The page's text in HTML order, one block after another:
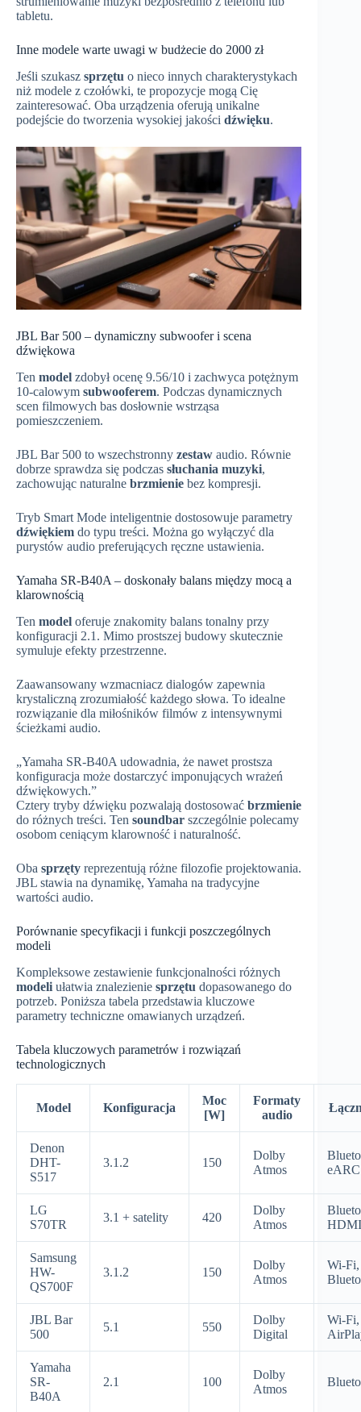
tabletu.
Inne modele warte uwagi w budżecie do 2000 zł
Jeśli szukasz sprzętu o nieco innych charakterystykach
niż modele z czołówki, te propozycje mogą Cię
zainteresować. Oba urządzenia oferują unikalne
podejście do tworzenia wysokiej jakości dźwięku.
JBL Bar 500 – dynamiczny subwoofer i scena
dźwiękowa
Ten model zdobył ocenę 9.56/10 i zachwyca potężnym
10-calowym subwooferem. Podczas dynamicznych
scen filmowych bas dosłownie wstrząsa
pomieszczeniem.
JBL Bar 500 to wszechstronny zestaw audio. Równie
dobrze sprawdza się podczas słuchania muzyki,
zachowując naturalne brzmienie bez kompresji.
Tryb Smart Mode inteligentnie dostosowuje parametry
dźwiękiem do typu treści. Można go wyłączyć dla
purystów audio preferujących ręczne ustawienia.
Yamaha SR-B40A – doskonały balans między mocą a
klarownością
Ten model oferuje znakomity balans tonalny przy
konfiguracji 2.1. Mimo prostszej budowy skutecznie
symuluje efekty przestrzenne.
Zaawansowany wzmacniacz dialogów zapewnia
krystaliczną zrozumiałość każdego słowa. To idealne
rozwiązanie dla miłośników filmów z intensywnymi
ścieżkami audio.
„Yamaha SR-B40A udowadnia, że nawet prostsza
konfiguracja może dostarczyć imponujących wrażeń
dźwiękowych.”
Cztery tryby dźwięku pozwalają dostosować brzmienie
do różnych treści. Ten soundbar szczególnie polecamy
osobom ceniącym klarowność i naturalność.
Oba sprzęty reprezentują różne filozofie projektowania.
JBL stawia na dynamikę, Yamaha na tradycyjne
wartości audio.
Porównanie specyfikacji i funkcji poszczególnych
modeli
Kompleksowe zestawienie funkcjonalności różnych
modeli ułatwia znalezienie sprzętu dopasowanego do
potrzeb. Poniższa tabela przedstawia kluczowe
parametry techniczne omawianych urządzeń.
Tabela kluczowych parametrów i rozwiązań
technologicznych
Model Konfiguracja
Moc
[W]
Formaty
audio
Denon
DHT-
S517
3.1.2 150
Dolby
Atmos
eARC
LG
S70TR
3.1 + satelity 420
Dolby
Atmos
HDMI
Samsung
HW-
QS700F
3.1.2 150
Dolby
Atmos
Wi-Fi,
JBL Bar
500
5.1 550
Dolby
Digital
Wi-Fi,
Yamaha
SR-
B40A
2.1 100
Dolby
Atmos